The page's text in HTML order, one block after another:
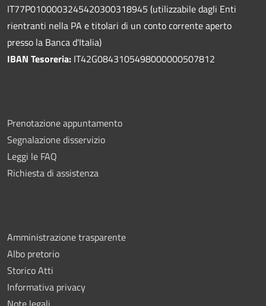
IT77P0100003245420300318945 (utilizzabile dagli Enti
rientranti nella PA e titolari di un conto corrente aperto
presso la Banca d'Italia)
IBAN Tesoreria: IT42G0843105498000000507812
Prenotazione appuntamento
Segnalazione disservizio
Leggi le FAQ
Richiesta di assistenza
Amministrazione trasparente
Albo pretorio
Storico Atti
Informativa privacy